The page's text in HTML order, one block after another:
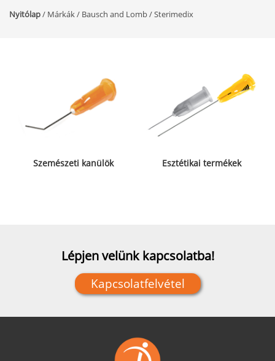
Nyitólap/ Márkák/ Bausch and Lomb/Sterimedix
Szemészeti kanülök Esztétikai termékek
Lépjen velünk kapcsolatba!
Kapcsolatfelvétel